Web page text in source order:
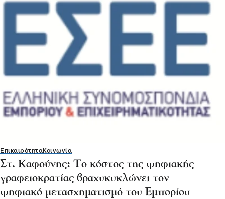
ΕπικαιρότηταΚοινωνία
Στ. Καφούνης: Το κόστος της ψηφιακής
γραφειοκρατίας βραχυκυκλώνει τον
ψηφιακό μετασχηματισμό του Εμπορίου